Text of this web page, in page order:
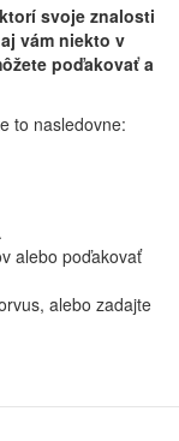
svoje znalosti
vám niekto v
poďakovať a
to nasledovne:
alebo poďakovať
alebo zadajte